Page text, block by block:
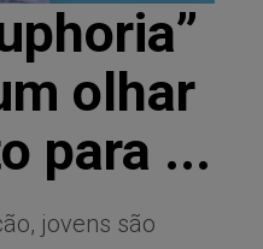
olhar
para ...
jovens são